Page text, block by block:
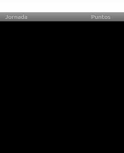
Jornada Puntos